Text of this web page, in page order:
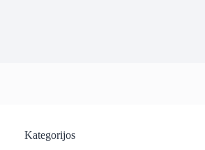
Kategorijos